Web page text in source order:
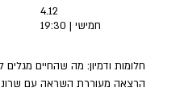
4.12
חמישי | 19:30
חלומות ודמיון: מה שהחיים
הרצאה מעוררת השראה עם